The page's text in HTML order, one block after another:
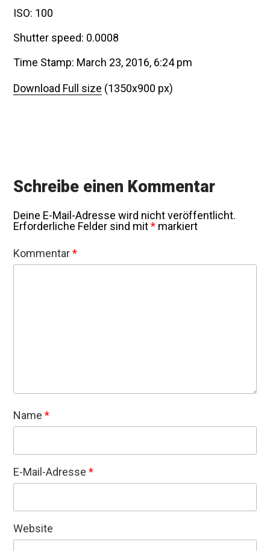
ISO: 100
Shutter speed: 0.0008
Time Stamp: March 23, 2016, 6:24 pm
Download Full size (1350x900 px)
Schreibe einen Kommentar
Deine E-Mail-Adresse wird nicht veröffentlicht.
Erforderliche Felder sind mit* markiert
Kommentar*
Name*
E-Mail-Adresse*
Website